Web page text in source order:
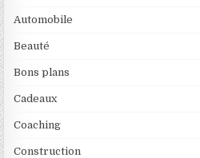
Automobile
Beauté
Bons plans
Cadeaux
Coaching
Construction